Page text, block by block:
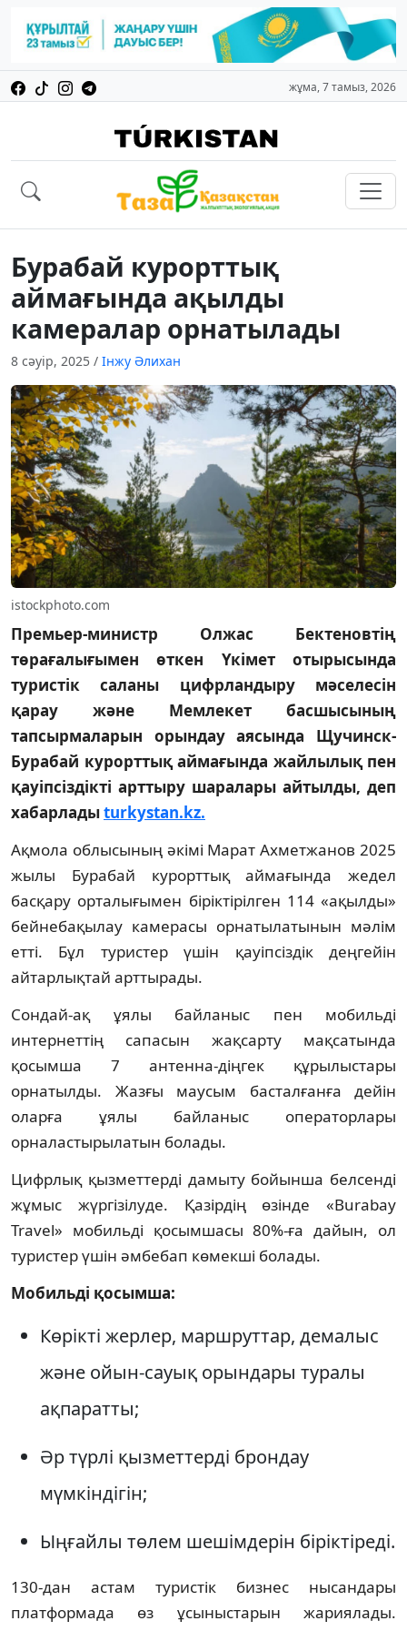
жұма, 7 тамыз, 2026
Бурабай курорттық
аймағында ақылды
камералар орнатылады
8 сәуір, 2025 / Інжу Әлихан
istockphoto.com
Премьер-министр Олжас Бектеновтің
төрағалығымен өткен Үкімет отырысында
туристік саланы цифрландыру мәселесін
қарау және Мемлекет басшысының
тапсырмаларын орындау аясында Щучинск-
Бурабай курорттық аймағында жайлылық пен
қауіпсіздікті арттыру шаралары айтылды, деп
хабарладыturkystan.kz.
Ақмола облысының әкімі Марат Ахметжанов 2025
жылы Бурабай курорттық аймағында жедел
басқару орталығымен біріктірілген 114 «ақылды»
бейнебақылау камерасы орнатылатынын мәлім
етті. Бұл туристер үшін қауіпсіздік деңгейін
айтарлықтай арттырады.
Сондай-ақ ұялы байланыс пен мобильді
интернеттің сапасын жақсарту мақсатында
қосымша 7 антенна-діңгек құрылыстары
орнатылды. Жазғы маусым басталғанға дейін
оларға ұялы байланыс операторлары
орналастырылатын болады.
Цифрлық қызметтерді дамыту бойынша белсенді
жұмыс жүргізілуде. Қазірдің өзінде «Burabay
Travel» мобильді қосымшасы 80%-ға дайын, ол
туристер үшін әмбебап көмекші болады.
Мобильді қосымша:
Көрікті жерлер, маршруттар, демалыс
және ойын-сауық орындары туралы
ақпаратты;
Әр түрлі қызметтерді брондау
мүмкіндігін;
Ыңғайлы төлем шешімдерін біріктіреді.
130-дан астам туристік бизнес нысандары
платформада өз ұсыныстарын жариялады.